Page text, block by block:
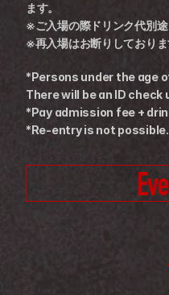
ます。
※ご入場の際ドリンク代別
※再入場はお断りしておりま
*Persons under the age
There will be an ID check
*Pay admission fee +
*Re-entry is not possible.